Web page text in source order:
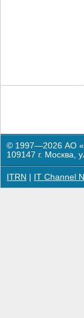
© 1997—2026 АО
109147 г. Москва,
ITRN IT Channel